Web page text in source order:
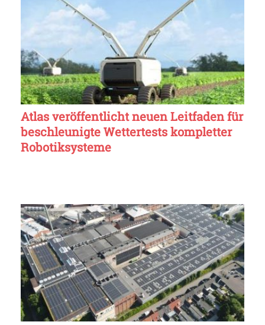
Atlas veröffentlicht neuen Leitfaden für
beschleunigte Wettertests kompletter
Robotiksysteme